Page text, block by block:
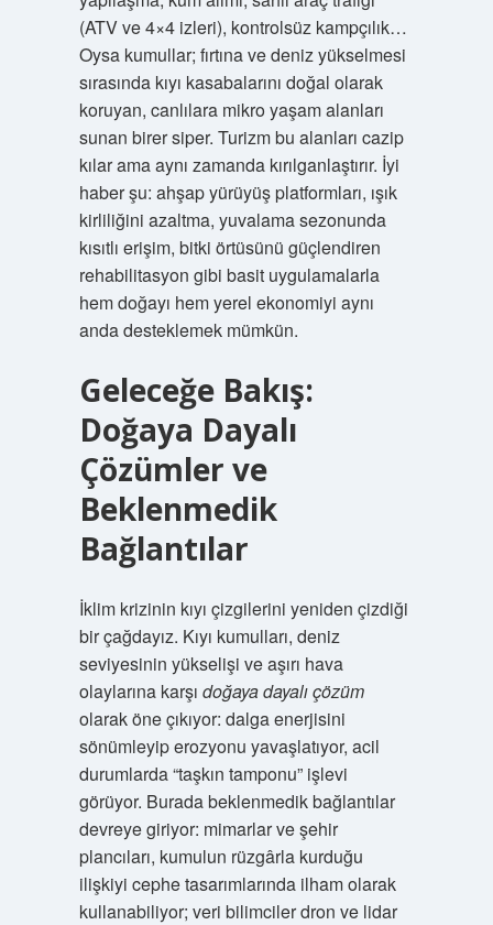
(ATV ve 4×4 izleri), kontrolsüz kampçılık…
Oysa kumullar; fırtına ve deniz yükselmesi
sırasında kıyı kasabalarını doğal olarak
koruyan, canlılara mikro yaşam alanları
sunan birer siper. Turizm bu alanları cazip
kılar ama aynı zamanda kırılganlaştırır. İyi
haber şu: ahşap yürüyüş platformları, ışık
kirliliğini azaltma, yuvalama sezonunda
kısıtlı erişim, bitki örtüsünü güçlendiren
rehabilitasyon gibi basit uygulamalarla
hem doğayı hem yerel ekonomiyi aynı
anda desteklemek mümkün.
Geleceğe Bakış:
Doğaya Dayalı
Çözümler ve
Beklenmedik
Bağlantılar
İklim krizinin kıyı çizgilerini yeniden çizdiği
bir çağdayız. Kıyı kumulları, deniz
seviyesinin yükselişi ve aşırı hava
olaylarına karşı doğaya dayalı çözüm
olarak öne çıkıyor: dalga enerjisini
sönümleyip erozyonu yavaşlatıyor, acil
durumlarda “taşkın tamponu” işlevi
görüyor. Burada beklenmedik bağlantılar
devreye giriyor: mimarlar ve şehir
plancıları, kumulun rüzgârla kurduğu
ilişkiyi cephe tasarımlarında ilham olarak
kullanabiliyor; veri bilimciler dron ve lidar